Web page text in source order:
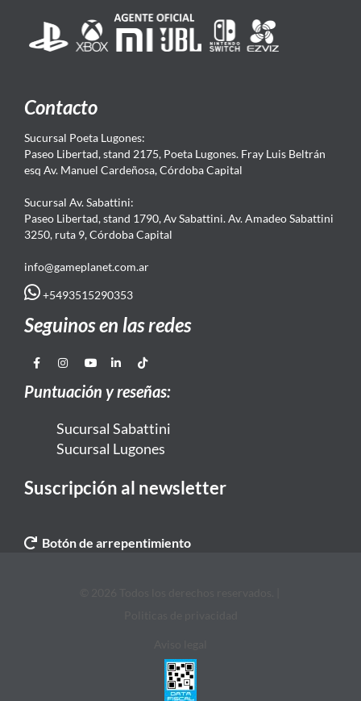
Contacto
Sucursal Poeta Lugones:
Paseo Libertad, stand 2175, Poeta Lugones. Fray Luis Beltrán
esq Av. Manuel Cardeñosa, Córdoba Capital
Sucursal Av. Sabattini:
Paseo Libertad, stand 1790, Av Sabattini. Av. Amadeo Sabattini
3250, ruta 9, Córdoba Capital
info@gameplanet.com.ar
+5493515290353
Seguinos en las redes
Puntuación y reseñas:
Sucursal Sabattini
Sucursal Lugones
Suscripción al newsletter
Botón de arrepentimiento